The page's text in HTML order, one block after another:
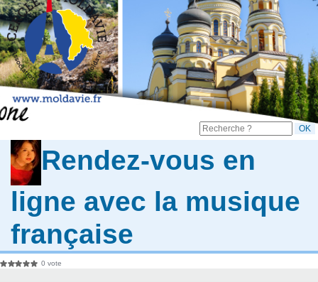
Rendez-vous en
ligne avec la musique
française
0 vote